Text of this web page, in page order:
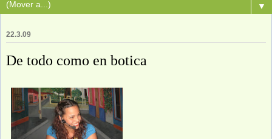
▼
22.3.09
De todo como en botica